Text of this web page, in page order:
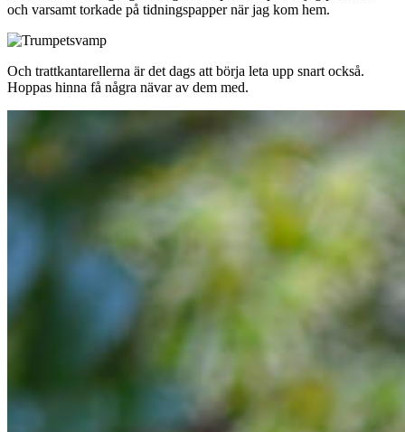
och varsamt torkade på tidningspapper när jag kom hem.
Och trattkantarellerna är det dags att börja leta upp snart också.
Hoppas hinna få några nävar av dem med.